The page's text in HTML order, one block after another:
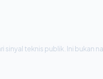
teknis publik. Ini bukan